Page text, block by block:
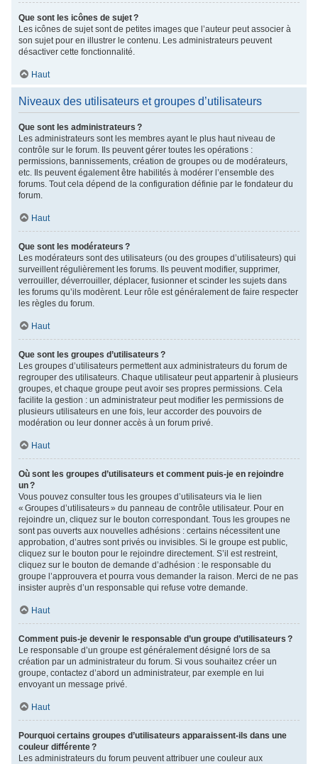
Que sont les icônes de sujet ?
Les icônes de sujet sont de petites images que l’auteur peut associer à
son sujet pour en illustrer le contenu. Les administrateurs peuvent
désactiver cette fonctionnalité.
Haut
Niveaux des utilisateurs et groupes d’utilisateurs
Que sont les administrateurs ?
Les administrateurs sont les membres ayant le plus haut niveau de
contrôle sur le forum. Ils peuvent gérer toutes les opérations :
permissions, bannissements, création de groupes ou de modérateurs,
etc. Ils peuvent également être habilités à modérer l’ensemble des
forums. Tout cela dépend de la configuration définie par le fondateur du
forum.
Haut
Que sont les modérateurs ?
Les modérateurs sont des utilisateurs (ou des groupes d’utilisateurs) qui
surveillent régulièrement les forums. Ils peuvent modifier, supprimer,
verrouiller, déverrouiller, déplacer, fusionner et scinder les sujets dans
les forums qu’ils modèrent. Leur rôle est généralement de faire respecter
les règles du forum.
Haut
Que sont les groupes d’utilisateurs ?
Les groupes d’utilisateurs permettent aux administrateurs du forum de
regrouper des utilisateurs. Chaque utilisateur peut appartenir à plusieurs
groupes, et chaque groupe peut avoir ses propres permissions. Cela
facilite la gestion : un administrateur peut modifier les permissions de
plusieurs utilisateurs en une fois, leur accorder des pouvoirs de
modération ou leur donner accès à un forum privé.
Haut
Où sont les groupes d’utilisateurs et comment puis-je en rejoindre
un ?
Vous pouvez consulter tous les groupes d’utilisateurs via le lien
« Groupes d’utilisateurs » du panneau de contrôle utilisateur. Pour en
rejoindre un, cliquez sur le bouton correspondant. Tous les groupes ne
sont pas ouverts aux nouvelles adhésions : certains nécessitent une
approbation, d’autres sont privés ou invisibles. Si le groupe est public,
cliquez sur le bouton pour le rejoindre directement. S’il est restreint,
cliquez sur le bouton de demande d’adhésion : le responsable du
groupe l’approuvera et pourra vous demander la raison. Merci de ne pas
insister auprès d’un responsable qui refuse votre demande.
Haut
Comment puis-je devenir le responsable d’un groupe d’utilisateurs ?
Le responsable d’un groupe est généralement désigné lors de sa
création par un administrateur du forum. Si vous souhaitez créer un
groupe, contactez d’abord un administrateur, par exemple en lui
envoyant un message privé.
Haut
Pourquoi certains groupes d’utilisateurs apparaissent-ils dans une
couleur différente ?
Les administrateurs du forum peuvent attribuer une couleur aux